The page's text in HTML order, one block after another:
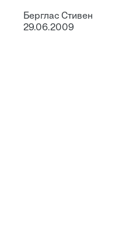
Берглас Стивен
29.06.2009